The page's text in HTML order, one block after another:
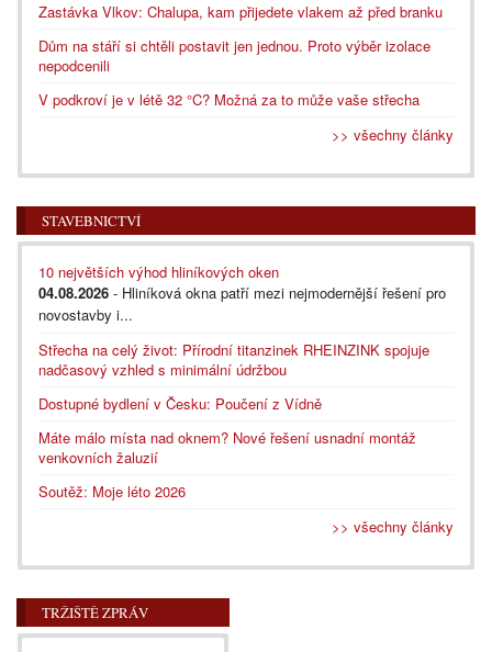
Zastávka Vlkov: Chalupa, kam přijedete vlakem až před branku
Dům na stáří si chtěli postavit jen jednou. Proto výběr izolace
nepodcenili
V podkroví je v létě 32 °C? Možná za to může vaše střecha
>> všechny články
STAVEBNICTVÍ
10 největších výhod hliníkových oken
04.08.2026 - Hliníková okna patří mezi nejmodernější řešení pro
novostavby i...
Střecha na celý život: Přírodní titanzinek RHEINZINK spojuje
nadčasový vzhled s minimální údržbou
Dostupné bydlení v Česku: Poučení z Vídně
Máte málo místa nad oknem? Nové řešení usnadní montáž
venkovních žaluzií
Soutěž: Moje léto 2026
>> všechny články
TRŽIŠTĚ ZPRÁV